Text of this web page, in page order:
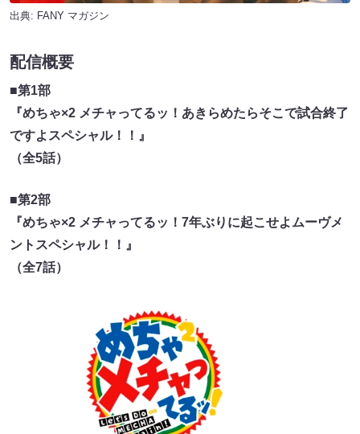
出典: FANY マガジン
配信概要
■第1部
『めちゃ×2 メチャってるッ！あきらめたらそこで試合終了
ですよスペシャル！！』
（全5話）
■第2部
『めちゃ×2 メチャってるッ！7年ぶりに起こせよムーヴメ
ントスペシャル！！』
（全7話）